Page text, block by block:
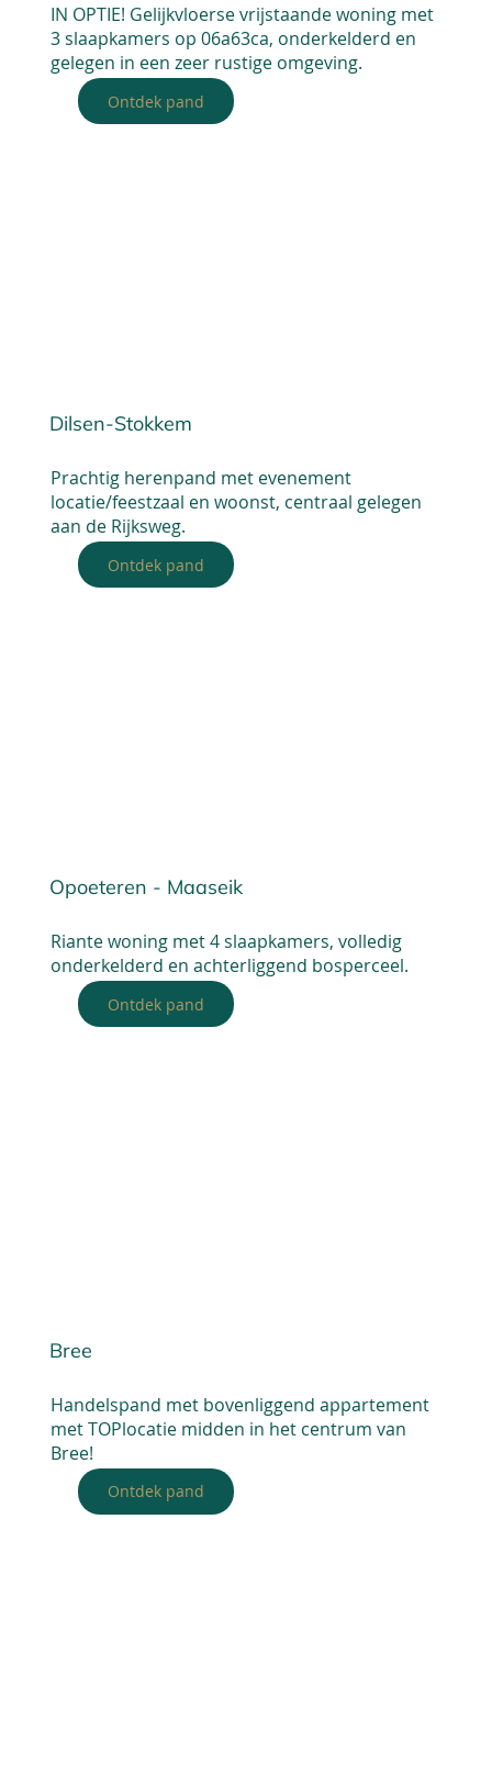
IN OPTIE! Gelijkvloerse vrijstaande woning met
3 slaapkamers op 06a63ca, onderkelderd en
gelegen in een zeer rustige omgeving.
Ontdek pand
Dilsen-Stokkem
Prachtig herenpand met evenement
locatie/feestzaal en woonst, centraal gelegen
aan de Rijksweg.
Ontdek pand
Opoeteren - Maaseik
Riante woning met 4 slaapkamers, volledig
onderkelderd en achterliggend bosperceel.
Ontdek pand
Bree
Handelspand met bovenliggend appartement
met TOPlocatie midden in het centrum van
Bree!
Ontdek pand